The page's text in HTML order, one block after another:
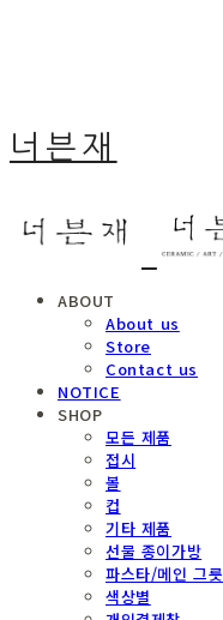
너븐재
ABOUT
About us
Store
Contact us
NOTICE
SHOP
모든 제품
접시
볼
컵
기타 제품
선물 종이가방
파스타/메인 그릇
색상별